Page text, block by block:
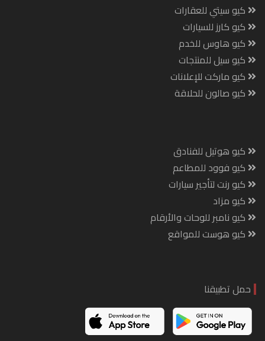
كيو سيتي للعقارات
كيو كارز للسيارات
كيو هاوس للخدم
كيو سيل للمنتجات
كيو ماركت للإعلانات
كيو صالون للحلاقة
كيو هوتيل للفنادق
كيو فوود للمطاعم
كيو رنت لتأجير سيارات
كيو مزاد
كيو نامبر للوحات والأرقام
كيو هوست للمواقع
حمل تطبيقنا